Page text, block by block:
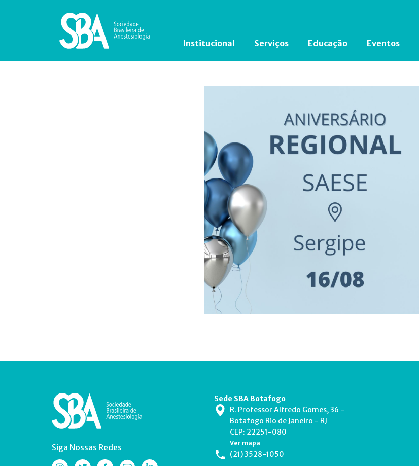
Institucional Serviços Educação Eventos
Siga Nossas Redes
Sede SBA Botafogo
R. Professor Alfredo Gomes, 36 -
Botafogo Rio de Janeiro - RJ
CEP: 22251-080
Ver mapa
(21) 3528-1050